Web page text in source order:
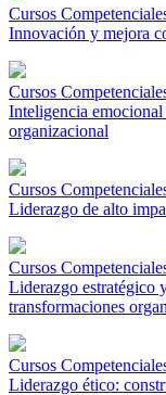
Cursos
Innovación y mejora
Cursos
Inteligencia
organizacional
Cursos
Liderazgo de alto
Cursos
Liderazgo estratégico
transformaciones
Cursos
Liderazgo ético: